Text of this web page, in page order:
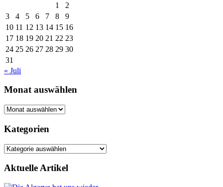
1
2
3
4 5 6 7 8
9
10 11 12 13 14 15 16
17 18 19 20 21 22 23
24 25 26 27 28 29 30
31
« Juli
Monat auswählen
Monat
Kategorien
Kategorien
Aktuelle Artikel